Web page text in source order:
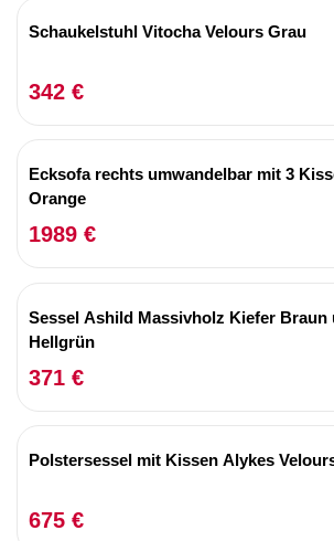
Schaukelstuhl Vitocha Velours Grau
342 €
Ecksofa rechts umwandelbar mit 3
Orange
1989 €
Sessel Ashild Massivholz Kiefer Braun
Hellgrün
371 €
Polstersessel mit Kissen Alykes
675 €